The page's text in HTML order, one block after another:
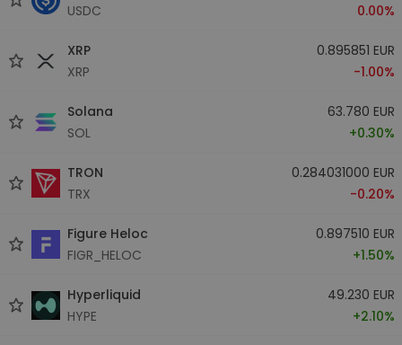
USDC
0.00%
XRP
XRP
0.895851 EUR
-1.00%
Solana
SOL
63.780 EUR
+0.30%
TRON
TRX
0.284031000 EUR
-0.20%
Figure Heloc
FIGR_HELOC
0.897510 EUR
+1.50%
Hyperliquid
HYPE
49.230 EUR
+2.10%